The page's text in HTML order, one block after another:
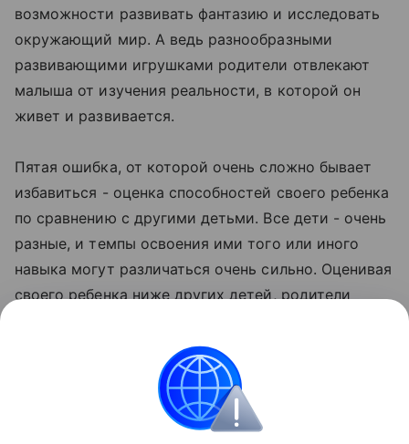
возможности развивать фантазию и исследовать
окружающий мир. А ведь разнообразными
развивающими игрушками родители отвлекают
малыша от изучения реальности, в которой он
живет и развивается.
Пятая ошибка, от которой очень сложно бывает
избавиться - оценка способностей своего ребенка
по сравнению с другими детьми. Все дети - очень
разные, и темпы освоения ими того или иного
навыка могут различаться очень сильно. Оценивая
своего ребенка ниже других детей, родители
неполноценности, а оценивая его выше других -
сделать самоуверенным и неоправданно